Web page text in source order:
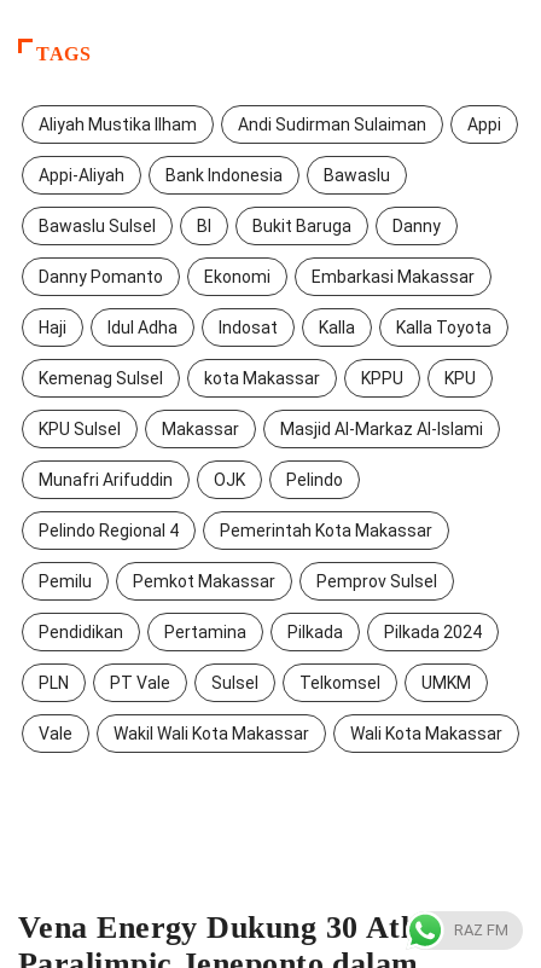
TAGS
Aliyah Mustika Ilham Andi Sudirman Sulaiman Appi
Appi-Aliyah Bank Indonesia Bawaslu
Bawaslu Sulsel BI Bukit Baruga Danny
Danny Pomanto Ekonomi Embarkasi Makassar
Haji Idul Adha Indosat Kalla Kalla Toyota
Kemenag Sulsel kota Makassar KPPU KPU
KPU Sulsel Makassar Masjid Al-Markaz Al-Islami
Munafri Arifuddin OJK Pelindo
Pelindo Regional 4 Pemerintah Kota Makassar
Pemilu Pemkot Makassar Pemprov Sulsel
Pendidikan Pertamina Pilkada Pilkada 2024
PLN PT Vale Sulsel Telkomsel UMKM
Vale Wakil Wali Kota Makassar Wali Kota Makassar
Vena Energy Dukung 30 Atlet
RAZ FM